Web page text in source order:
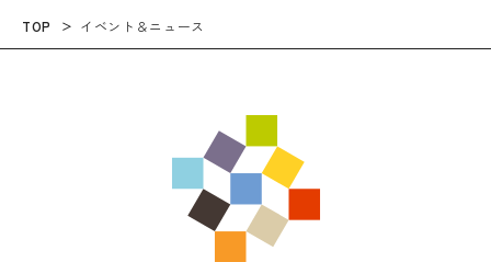
TOP イベント＆ニュース